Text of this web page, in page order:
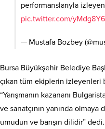
performanslarıyla
pic.twitter.com/
— Mustafa Bozbey
Bursa Büyükşehir Belediye
çıkan tüm ekiplerin
“Yarışmanın kazananı
ve sanatçının yanında
umudun ve barışın dilidir” dedi.